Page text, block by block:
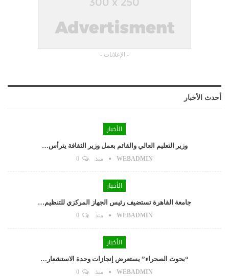
- الإعلانات -
أحدث الأخبار
الأخبار
وزير التعليم العالي والقائم بعمل وزير الثقافة يترأس…
WEBADMIN منذ
الأخبار
جامعة القاهرة تستضيف رئيس الجهاز المركزي للتنظيم…
WEBADMIN منذ
الأخبار
“بحوث الصحراء” يستعرض إنجازات وحدة الاستشعار…
WEBADMIN منذ